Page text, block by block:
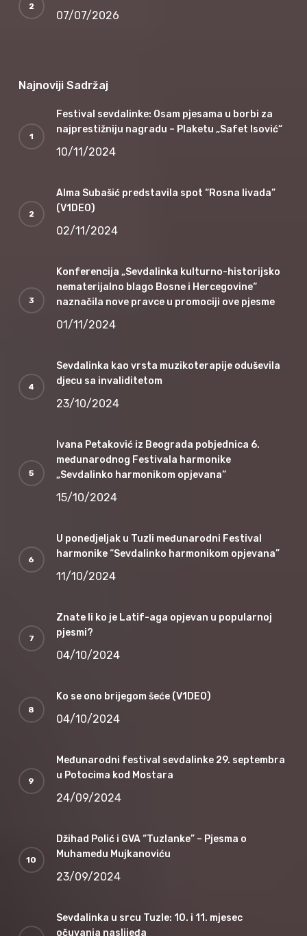
07/07/2026
Najnoviji Sadržaj
Festival sevdalinke: Osam pjesama u borbi za
najprestižniju nagradu – Plaketu „Safet Isović“
10/11/2024
Alma Subašić predstavila spot “Rosna livada”
(V1DEO)
02/11/2024
Konferencija „Sevdalinka kulturno-historijsko
nematerijalno blago Bosne i Hercegovine“
naznačila nove pravce u promociji ove pjesme
01/11/2024
Sevdalinka kao vrsta muzikoterapije oduševila
djecu sa invaliditetom
23/10/2024
Ivana Petaković iz Beograda pobjednica 6.
međunarodnog Festivala harmonike
„Sevdalinko harmonikom opjevana“
15/10/2024
U ponedjeljak u Tuzli međunarodni Festival
harmonike “Sevdalinko harmonikom opjevana”
11/10/2024
Znate li ko je Latif-aga opjevan u popularnoj
pjesmi?
04/10/2024
Ko se ono brijegom šeće (V1DEO)
04/10/2024
Međunarodni festival sevdalinke 29. septembra
u Potocima kod Mostara
24/09/2024
Džihad Polić i GVA “Tuzlanke” – Pjesma o
Muhamedu Mujkanoviću
23/09/2024
Sevdalinka u srcu Tuzle: 10. i 11. mjesec
očuvanja naslijeđa